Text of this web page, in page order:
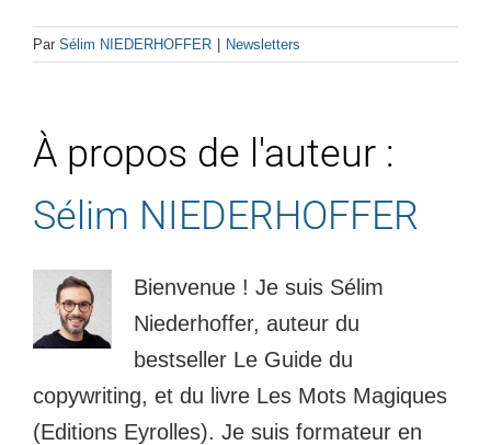
Par Sélim NIEDERHOFFER Newsletters
À propos de l'auteur :
Sélim NIEDERHOFFER
Bienvenue ! Je suis Sélim
Niederhoffer, auteur du
bestseller Le Guide du
copywriting, et du livre Les Mots Magiques
(Editions Eyrolles). Je suis formateur en